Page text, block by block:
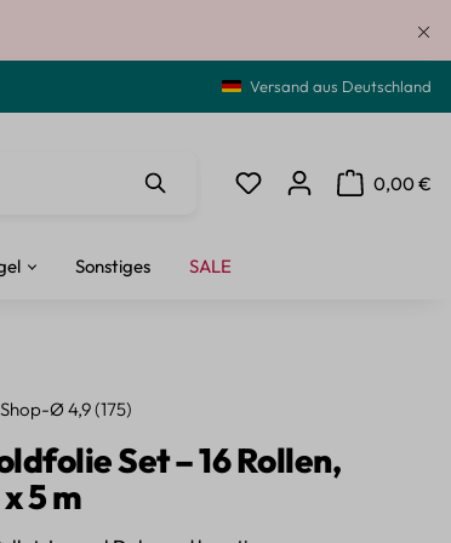
Versand aus Deutschland
Du hast 0 Produkte auf
0,00 €
Warenkorb
Sonstiges SALE
Ø 4,9 (175)
Set – 16 Rollen,
5 m